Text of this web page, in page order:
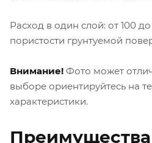
Расход в один слой: от 100 до
пористости грунтуемой
Внимание! Фото может
выборе ориентируйтесь на
характеристики.
Преимущества